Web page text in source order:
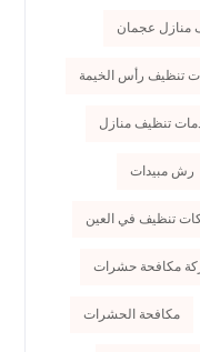
منازل عجمان
تنظيف رأس الخيمة
تنظيف منازل
رش مبيدات
تنظيف في العين
مكافحة حشرات
مكافحة الحشرات